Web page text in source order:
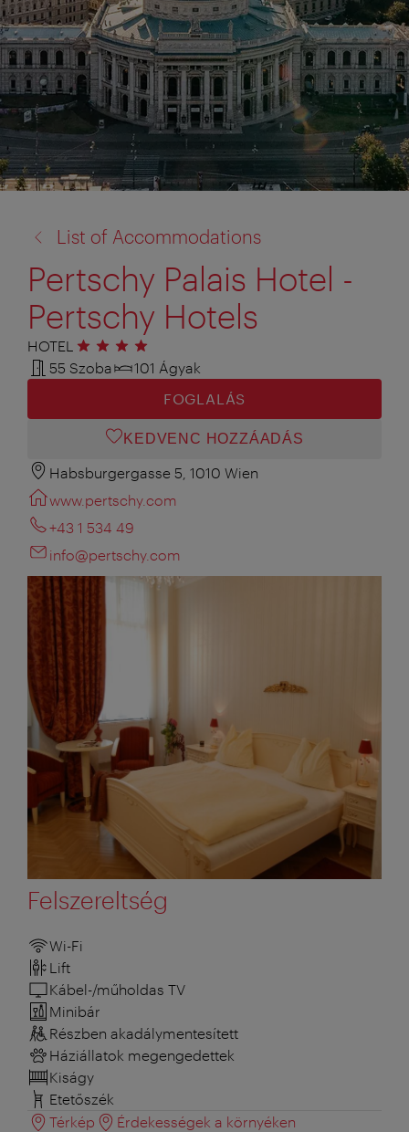
a:
List of Accommodations
Pertschy Palais Hotel -
Pertschy Hotels
HOTEL 4 csillag
55 Szoba
101 Ágyak
FOGLALÁS
KEDVENC HOZZÁADÁS
Habsburgergasse 5, 1010 Wien
www.pertschy.com
+43 1 534 49
info@pertschy.com
Felszereltség
Wi-Fi
Lift
Kábel-/műholdas TV
Minibár
Részben akadálymentesített
Háziállatok megengedettek
Kiságy
Etetőszék
Térkép
Érdekességek a környéken